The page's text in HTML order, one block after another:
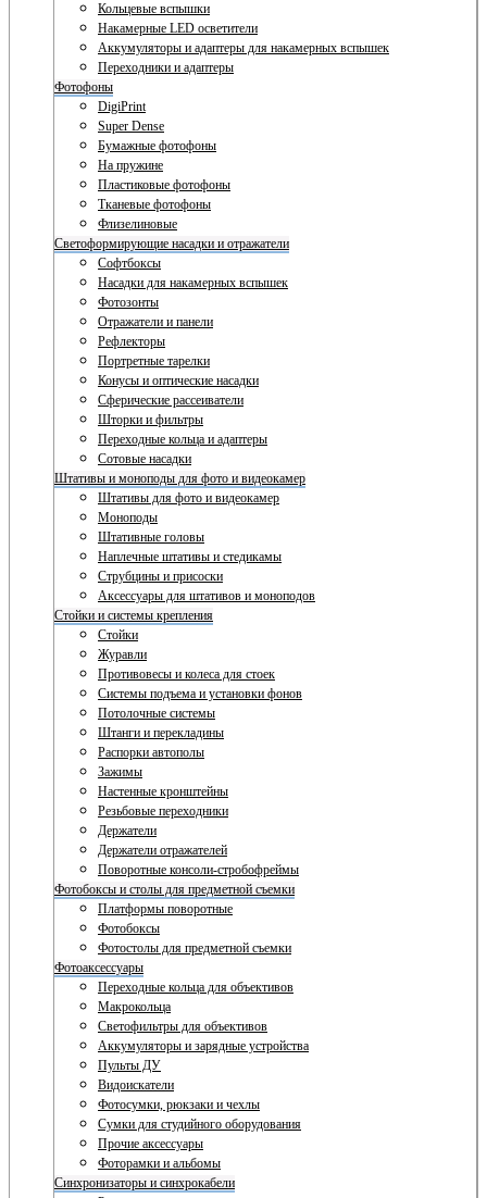
Кольцевые вспышки
Накамерные LED осветители
Аккумуляторы и адаптеры для накамерных вспышек
Переходники и адаптеры
Фотофоны
DigiPrint
Super Dense
Бумажные фотофоны
На пружине
Пластиковые фотофоны
Тканевые фотофоны
Флизелиновые
Светоформирующие насадки и отражатели
Софтбоксы
Насадки для накамерных вспышек
Фотозонты
Отражатели и панели
Рефлекторы
Портретные тарелки
Конусы и оптические насадки
Сферические рассеиватели
Шторки и фильтры
Переходные кольца и адаптеры
Сотовые насадки
Штативы и моноподы для фото и видеокамер
Штативы для фото и видеокамер
Моноподы
Штативные головы
Наплечные штативы и стедикамы
Струбцины и присоски
Аксессуары для штативов и моноподов
Стойки и системы крепления
Стойки
Журавли
Противовесы и колеса для стоек
Системы подъема и установки фонов
Потолочные системы
Штанги и перекладины
Распорки автополы
Зажимы
Настенные кронштейны
Резьбовые переходники
Держатели
Держатели отражателей
Поворотные консоли-стробофреймы
Фотобоксы и столы для предметной съемки
Платформы поворотные
Фотобоксы
Фотостолы для предметной съемки
Фотоаксессуары
Переходные кольца для объективов
Макрокольца
Светофильтры для объективов
Аккумуляторы и зарядные устройства
Пульты ДУ
Видоискатели
Фотосумки, рюкзаки и чехлы
Сумки для студийного оборудования
Прочие аксессуары
Фоторамки и альбомы
Синхронизаторы и синхрокабели